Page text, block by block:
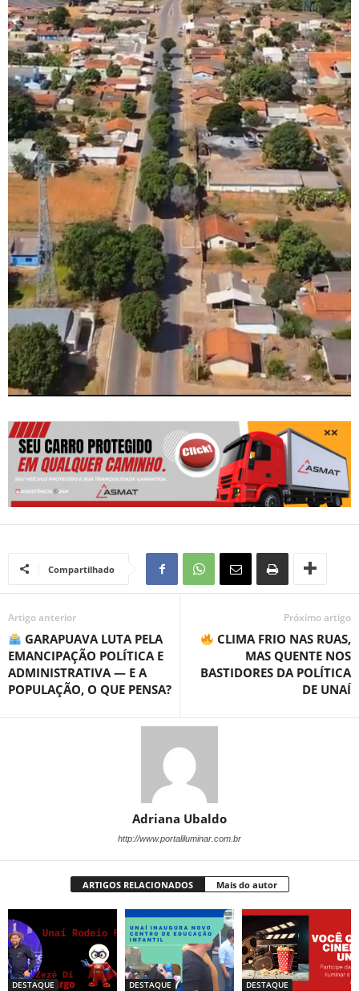
Compartilhado
Artigo anterior
GARAPUAVA LUTA PELA
EMANCIPAÇÃO POLÍTICA E
ADMINISTRATIVA — E A
POPULAÇÃO, O QUE PENSA?
Próximo artigo
CLIMA FRIO NAS RUAS,
MAS QUENTE NOS
BASTIDORES DA POLÍTICA
DE UNAÍ
Adriana Ubaldo
http://www.portaliluminar.com.br
ARTIGOS RELACIONADOS Mais do autor
DESTAQUE DESTAQUE DESTAQUE